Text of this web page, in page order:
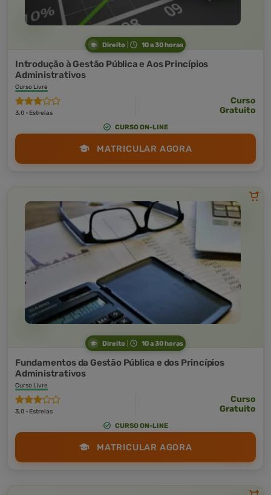
Direito 10 a 30 horas
Introdução à Gestão Pública e Aos Princípios
Administrativos
Curso Livre
3,0 · Estrelas
Curso
Gratuito
CURSO ON-LINE
MATRICULAR AGORA
Direito 10 a 30 horas
Fundamentos da Gestão Pública e dos Princípios
Administrativos
Curso Livre
3,0 · Estrelas
Curso
Gratuito
CURSO ON-LINE
MATRICULAR AGORA